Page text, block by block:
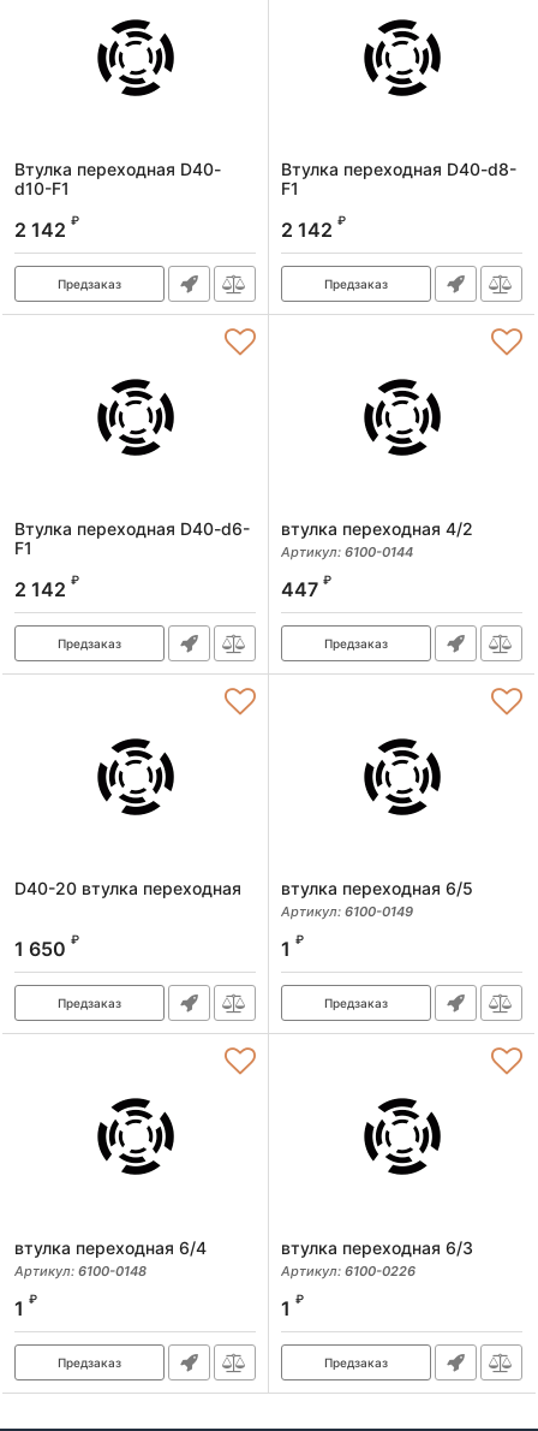
Втулка переходная D40-
d10-F1
Артикул:
2 142 ₽
Предзаказ
Втулка переходная D40-d8-
F1
Артикул:
2 142 ₽
Предзаказ
Втулка переходная D40-d6-
F1
Артикул:
2 142 ₽
Предзаказ
втулка переходная 4/2
Артикул: 6100-0144
447 ₽
Предзаказ
D40-20 втулка переходная
1 650 ₽
Предзаказ
втулка переходная 6/5
Артикул: 6100-0149
1 ₽
Предзаказ
втулка переходная 6/4
Артикул: 6100-0148
1 ₽
Предзаказ
втулка переходная 6/3
Артикул: 6100-0226
1 ₽
Предзаказ